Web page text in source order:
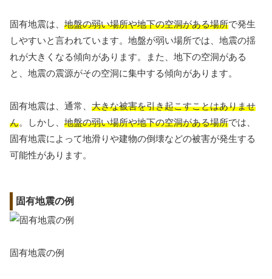
固有地震は、 地盤の弱い場所や地下の空洞がある場所で発生
しやすいと言われています。地盤が弱い場所では、地震の揺
れが大きくなる傾向があります。また、地下の空洞がある
と、地震の震源がその空洞に集中する傾向があります。
固有地震は、通常、 大きな被害を引き起こすことはありませ
ん。しかし、 地盤の弱い場所や地下の空洞がある場所では、
固有地震によって地滑りや建物の倒壊などの被害が発生する
可能性があります。
固有地震の例
固有地震の例